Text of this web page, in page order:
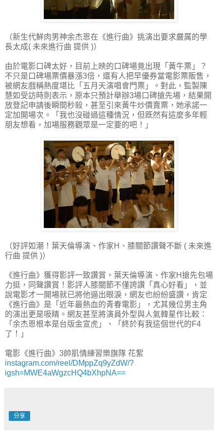
（新生代鮮肉男神余杰恩在《進行曲》挑演出要求嚴厲的學
長太成( 未來進行曲 提供 )）
由於電影口碑太好，目前上映的口碑場竟出現「黃牛票」？
不只是口碑場票價暴漲3倍，還有人把早優券當電影票販售，
被網友戲稱熱度堪比「五月天演唱會門票」。對此，監製陳
慧如受訪時則表示，原本只預計舉辦3場口碑搶先場，結果開
放登記申請後瞬間秒殺，甚至引來黃牛炒價賣票，她承諾一
定加開場次。「我也沒碰過這種情況，但既然有這麼多年輕
朋友想看，加場服務觀眾是一定要的吧！」
（好評如潮！葉天倫導演、作家H、膝關節讚聲不斷 ( 未來進
行曲 提供 )）
《進行曲》獲得影評一致讚賞，葉天倫導演、作家H搶先包場
力挺，同聲讚賞！影評人膝關節不僅誇讚「真心好看」，並
說電影才一開場就已將他逼出眼淚，網友也紛紛盛讚，肯定
《進行曲》是「近年最熱血的青春電影」，尤其幾位男主角
的演出更是吸睛。網友甚至將演員外型與人氣韓星作比較：
「余杰恩根本是台版金宣虎」、「終於有我這個世代的F4
了！」
電影《進行曲》3帥肌情練習樂旗隊 花絮
instagram.com/reel/DMppZq9yZdW/?
igsh=MWE4aWgzcHQ4bXhpNA==
分享